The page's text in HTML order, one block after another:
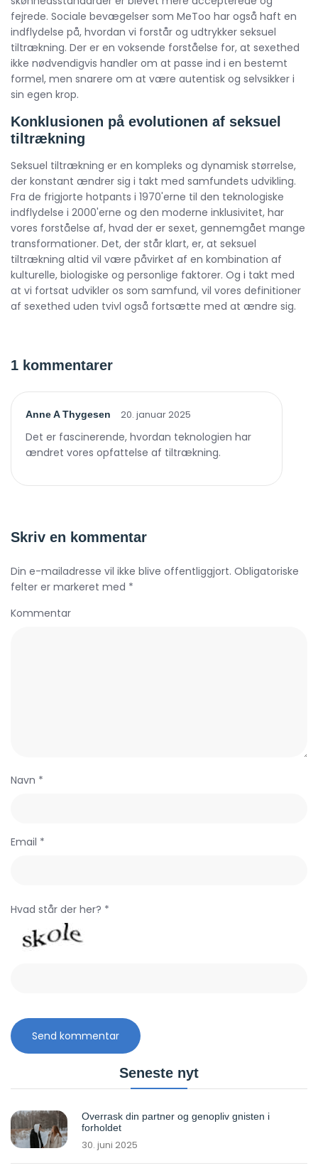
fejrede. Sociale bevægelser som MeToo har også haft en
indflydelse på, hvordan vi forstår og udtrykker seksuel
tiltrækning. Der er en voksende forståelse for, at sexethed
ikke nødvendigvis handler om at passe ind i en bestemt
formel, men snarere om at være autentisk og selvsikker i
sin egen krop.
Konklusionen på evolutionen af seksuel
tiltrækning
Seksuel tiltrækning er en kompleks og dynamisk størrelse,
der konstant ændrer sig i takt med samfundets udvikling.
Fra de frigjorte hotpants i 1970'erne til den teknologiske
indflydelse i 2000'erne og den moderne inklusivitet, har
vores forståelse af, hvad der er sexet, gennemgået mange
transformationer. Det, der står klart, er, at seksuel
tiltrækning altid vil være påvirket af en kombination af
kulturelle, biologiske og personlige faktorer. Og i takt med
at vi fortsat udvikler os som samfund, vil vores definitioner
af sexethed uden tvivl også fortsætte med at ændre sig.
1 kommentarer
Anne A Thygesen 20. januar 2025
Det er fascinerende, hvordan teknologien har
ændret vores opfattelse af tiltrækning.
Skriv en kommentar
Din e-mailadresse vil ikke blive offentliggjort. Obligatoriske
felter er markeret med *
Kommentar
Navn *
Email *
Hvad står der her? *
Seneste nyt
Overrask din partner og genopliv gnisten i
forholdet
30. juni 2025